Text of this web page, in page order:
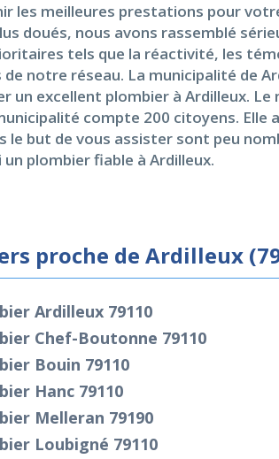
les meilleures prestations pour
doués, nous avons rassemblé
tels que la réactivité, les
notre réseau. La municipalité de
excellent plombier à Ardilleux. Le
compte 200 citoyens. Elle
but de vous assister sont peu
plombier fiable à Ardilleux.
proche de Ardilleux
Ardilleux 79110
Chef-Boutonne 79110
Bouin 79110
Hanc 79110
Melleran 79190
Loubigné 79110